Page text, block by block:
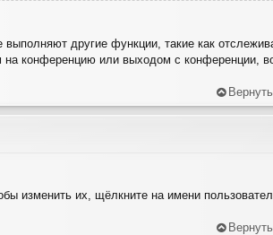
другие функции, такие как
на конференцию или выходом с конференции,
изменить их, щёлкните на имени